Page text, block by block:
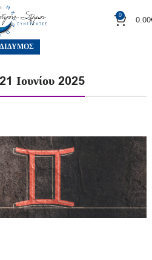
0 0.00
ΔΊΔΥΜΟΣ
Ιουνίου 2025